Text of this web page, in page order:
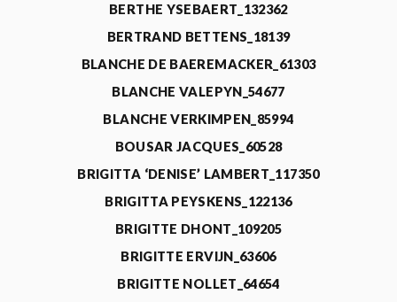
BERTHE YSEBAERT_132362
BERTRAND BETTENS_18139
BLANCHE DE BAEREMACKER_61303
BLANCHE VALEPYN_54677
BLANCHE VERKIMPEN_85994
BOUSAR JACQUES_60528
BRIGITTA ‘DENISE’ LAMBERT_117350
BRIGITTA PEYSKENS_122136
BRIGITTE DHONT_109205
BRIGITTE ERVIJN_63606
BRIGITTE NOLLET_64654